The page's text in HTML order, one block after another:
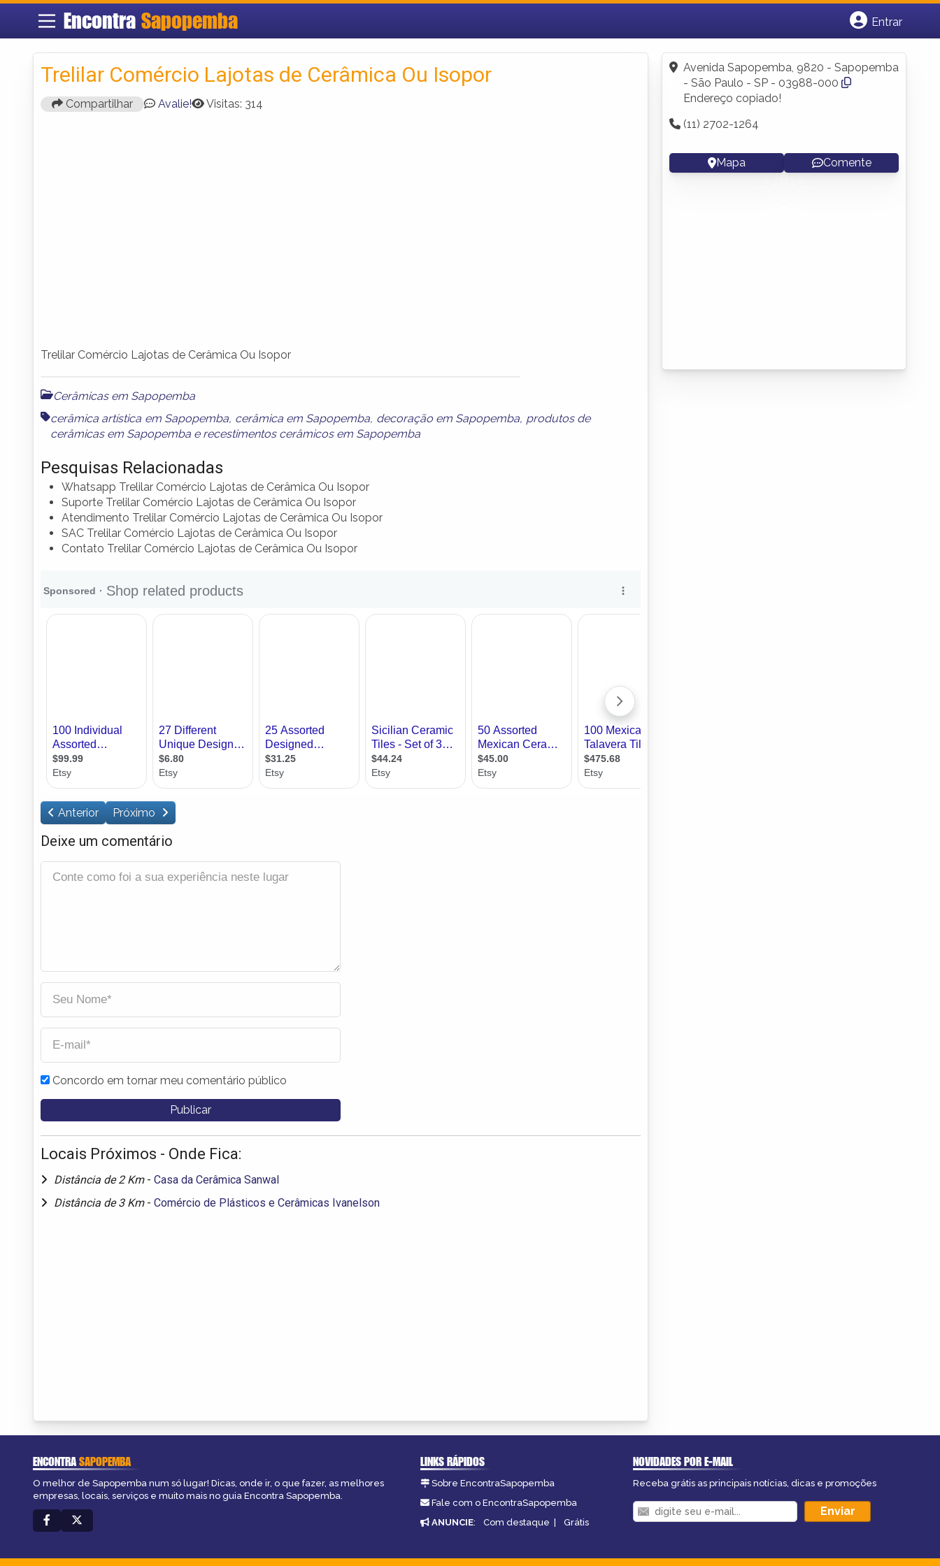
Encontra Sapopemba
Entrar
Fazer login
Criar conta
Trelilar Comércio Lajotas de Cerâmica Ou Isopor
Compartilhar Avalie! Visitas: 314
Trelilar Comércio Lajotas de Cerâmica Ou Isopor
Cerâmicas em Sapopemba
cerâmica artística em Sapopemba, cerâmica em Sapopemba, decoração em Sapopemba, produtos de
cerâmicas em Sapopemba e recestimentos cerâmicos em Sapopemba
Pesquisas Relacionadas
Whatsapp Trelilar Comércio Lajotas de Cerâmica Ou Isopor
Suporte Trelilar Comércio Lajotas de Cerâmica Ou Isopor
Atendimento Trelilar Comércio Lajotas de Cerâmica Ou Isopor
SAC Trelilar Comércio Lajotas de Cerâmica Ou Isopor
Contato Trelilar Comércio Lajotas de Cerâmica Ou Isopor
Anterior Próximo
Deixe um comentário
Concordo em tornar meu comentário público
Locais Próximos - Onde Fica:
Distância de 2 Km - Casa da Cerâmica Sanwal
Distância de 3 Km - Comércio de Plásticos e Cerâmicas Ivanelson
Avenida Sapopemba, 9820 - Sapopemba
- São Paulo - SP - 03988-000
Endereço copiado!
(11) 2702-1264
Mapa Comente
ENCONTRASAPOPEMBA
O melhor de Sapopemba num só lugar! Dicas, onde ir, o que fazer, as melhores
empresas, locais, serviços e muito mais no guia Encontra Sapopemba.
LINKS RÁPIDOS
Sobre EncontraSapopemba
Fale com o EncontraSapopemba
ANUNCIE: Com destaque | Grátis
NOVIDADES POR E-MAIL
Receba grátis as principais notícias, dicas e promoções